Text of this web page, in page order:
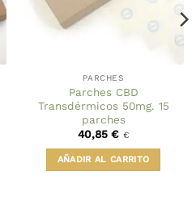
PARCHES
Parches CBD
Transdérmicos 50mg. 15
parches
40,85 € €
AÑADIR AL CARRITO